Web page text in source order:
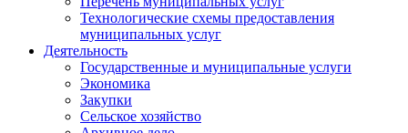
Технологические схемы предоставления
муниципальных услуг
Деятельность
Государственные и муниципальные услуги
Экономика
Закупки
Сельское хозяйство